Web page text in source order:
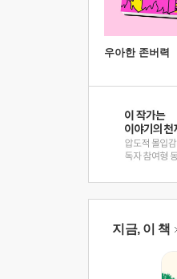
우아한 존버력
지금, 이 책